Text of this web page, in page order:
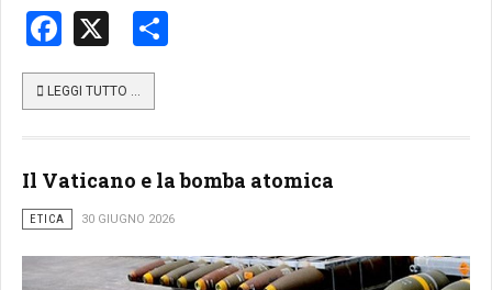
Facebook
LEGGI TUTTO …
Il Vaticano e la bomba atomica
ETICA 30 GIUGNO 2026